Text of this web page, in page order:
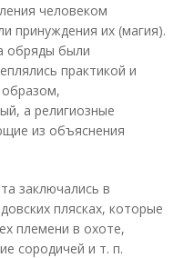
человеком
принуждения их (магия).
обряды были
практикой и
образом,
а религиозные
из объяснения
заключались в
плясках, которые
племени в охоте,
сородичей и т. п.